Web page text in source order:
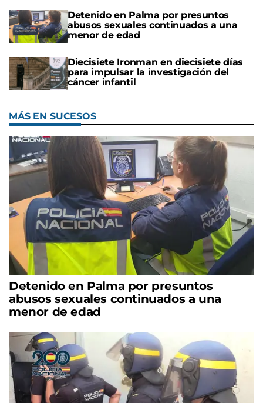
Detenido en Palma por presuntos
abusos sexuales continuados a una
menor de edad
Diecisiete Ironman en diecisiete días
para impulsar la investigación del
cáncer infantil
MÁS EN SUCESOS
Detenido en Palma por presuntos
abusos sexuales continuados a una
menor de edad